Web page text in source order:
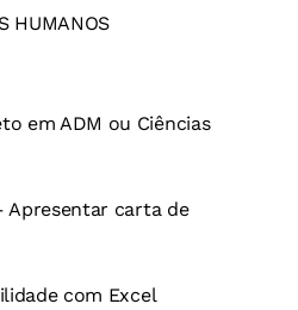
HUMANOS
em ADM ou Ciências
Apresentar carta de
com Excel